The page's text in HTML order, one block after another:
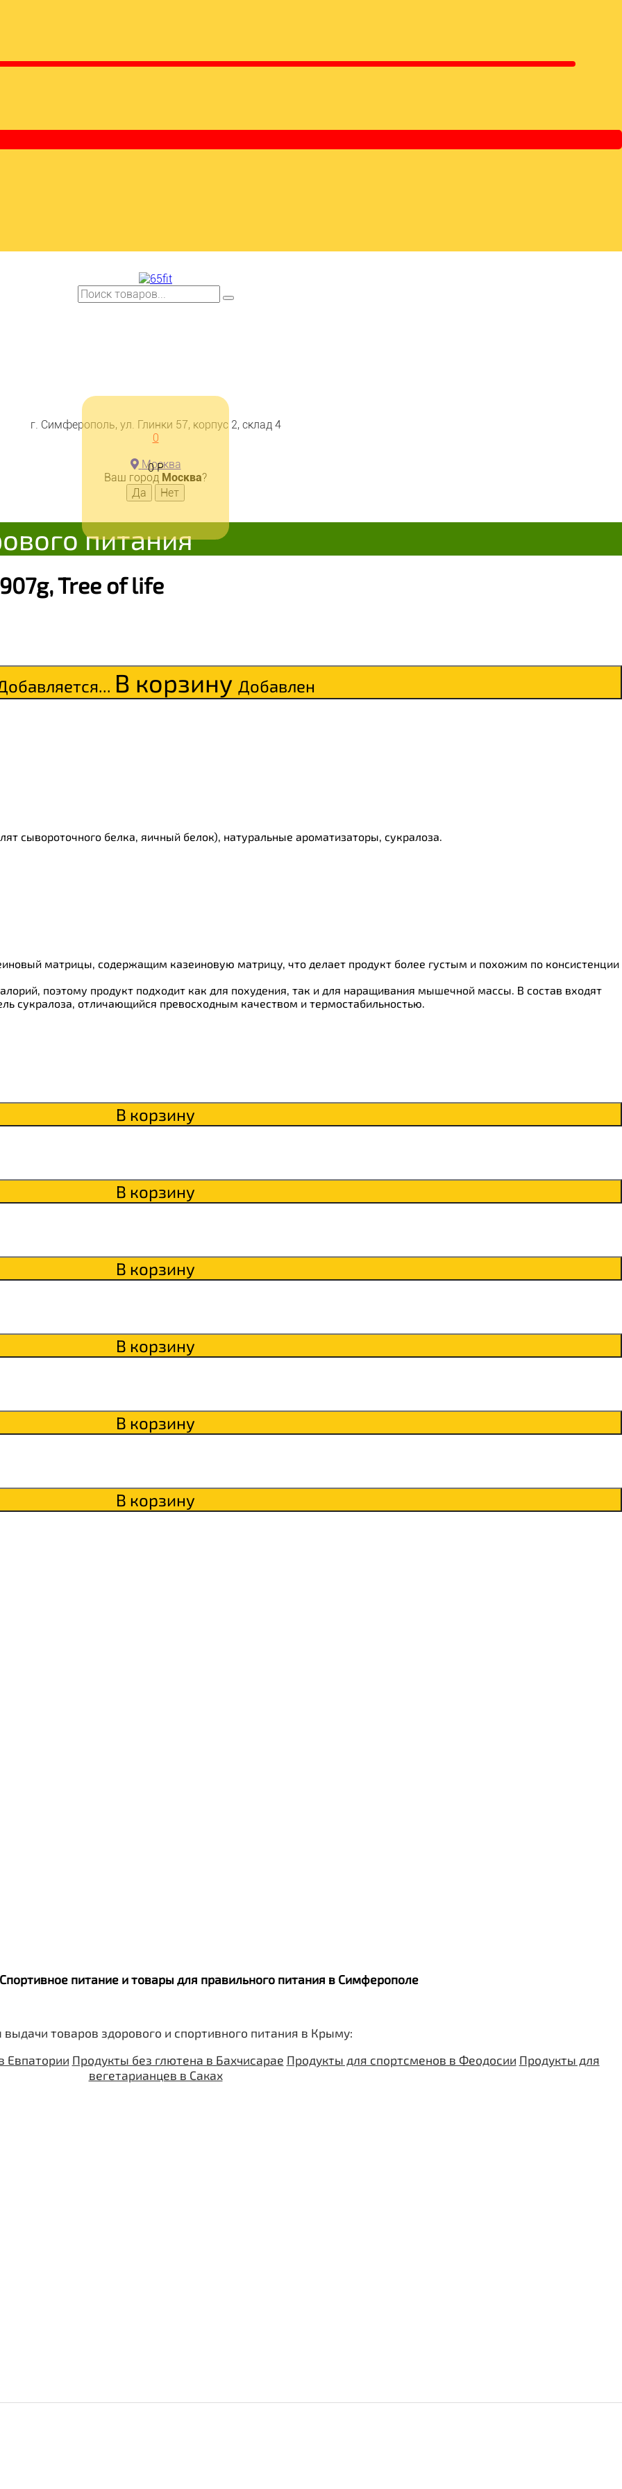
г. Симферополь, ул. Глинки 57, корпус 2, склад 4
0
0Р
Москва
Ваш город Москва?
питания
Chikapie
Tree of life
В корзину Добавлен
сывороточного белка, яичный белок), натуральные ароматизаторы, сукралоза.
матрицы, содержащим казеиновую матрицу, что делает продукт более густым и похожим по консистенции
поэтому продукт подходит как для похудения, так и для наращивания мышечной массы. В состав входят
сукралоза, отличающийся превосходным качеством и термостабильностью.
В корзину
В корзину
В корзину
В корзину
В корзину
В корзину
питание и товары для правильного питания в Симферополе
выдачи товаров здорового и спортивного питания в Крыму:
Евпатории Продукты без глютена в Бахчисарае Продукты для спортсменов в Феодосии Продукты для
вегетарианцев в Саках